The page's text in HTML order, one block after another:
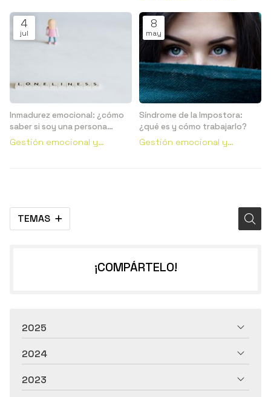
TEMAS
4
jul
Inmadurez emocional: ¿cómo
saber si soy una persona
emocionalmente inmadura?
Gestión emocional y
8
may
Síndrome de la Impostora:
¿qué es y cómo trabajarlo?
Gestión emocional y
¡COMPÁRTELO!
2025
2024
2023